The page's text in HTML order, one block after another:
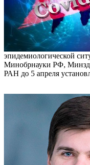
эпидемиологической
Минобрнауки РФ,
РАН до 5 апреля